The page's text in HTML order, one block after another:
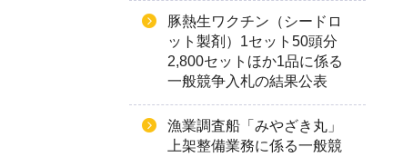
豚熱生ワクチン（シードロ
ット製剤）1セット50頭分
2,800セットほか1品に係る
一般競争入札の結果公表
漁業調査船「みやざき丸」
上架整備業務に係る一般競